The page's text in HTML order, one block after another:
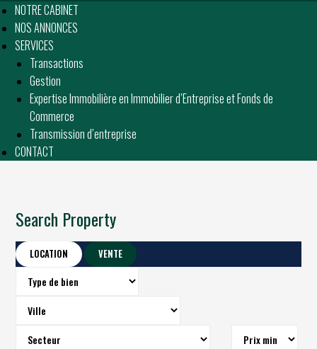
NOTRE CABINET
NOS ANNONCES
SERVICES
Transactions
Gestion
Expertise Immobilière en Immobilier d’Entreprise et Fonds de
Commerce
Transmission d’entreprise
CONTACT
Search Property
LOCATION VENTE